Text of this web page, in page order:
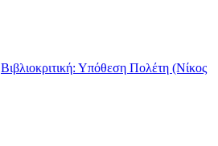
Βιβλιοκριτική: Υπόθεση Πολέτη (Νίκος